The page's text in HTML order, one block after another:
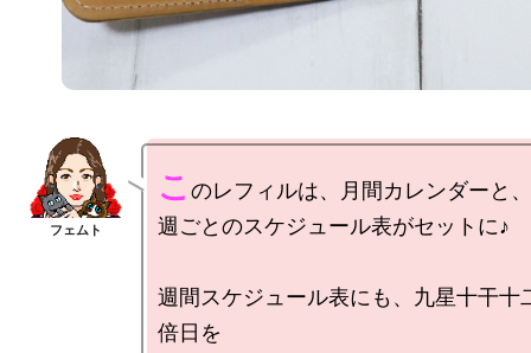
こ のレフィルは、月間カレンダーと、
週ごとのスケジュール表がセットに♪
週間スケジュール表にも、九星十干十
倍日を